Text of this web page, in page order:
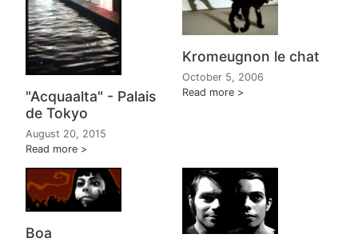
"Acquaalta" - Palais
de Tokyo
August 20, 2015
Read more
Kromeugnon le chat
October 5, 2006
Read more
Boa